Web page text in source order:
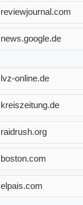
reviewjournal.com
news.google.de
lvz-online.de
kreiszeitung.de
raidrush.org
boston.com
elpais.com